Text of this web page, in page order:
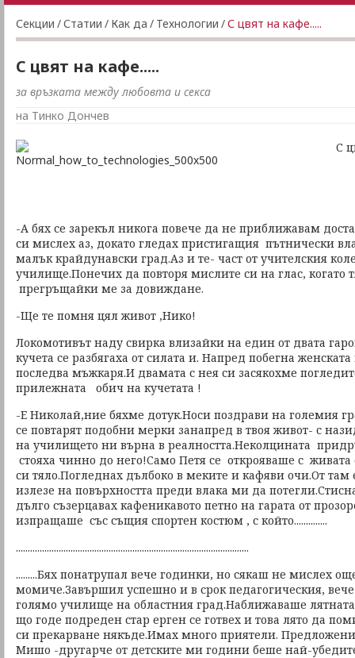
Секции /Статии / Как да / Технологии /С цвят на кафе.....
С цвят на кафе.....
за връзката между любовта и секса
на Тинко Дончев
С цвят на
-А бях се зарекъл никога повече да не приближавам
си мислех аз, докато гледах пристигащия пътнически
малък крайдунавски град.Аз и те- част от учителския
училище.Понечих да повторя мислите си на глас, когато
прегръщайки ме за довиждане.
-Ще те помня цял живот ,Нико!
Локомотивът наду свирка влизайки на един от двата
кучета се разбягаха от силата и. Напред побегна
последва мъжкаря.И двамата с нея си засякохме
прилежната обич на кучетата !
-Е Николай,ние бяхме дотук.Носи поздрави на големия
се повтарят подобни мерки занапред в твоя живот- с
на училището ни върна в реалността.Неколцината
стояха чинно до него!Само Петя се открояваше с живата
си тяло.Погледнах дълбоко в меките и кафяви очи.От
излезе на повърхността преди влака ми да
дълго съзерцавах кафеникавото петно на гарата от
изпращаше със същия спортен костюм , с който..............
..................................................................................................
.........Бях понатрупал вече годинки, но сякаш не мислех
момиче.Завършил успешно и в срок педагогическия,
голямо училище на областния град.Наближаваше
що годе подреден стар ерген се готвех и това лято да
си прекарване някъде.Имах много приятели.
Мишо -другарче от детските ми години беше най-